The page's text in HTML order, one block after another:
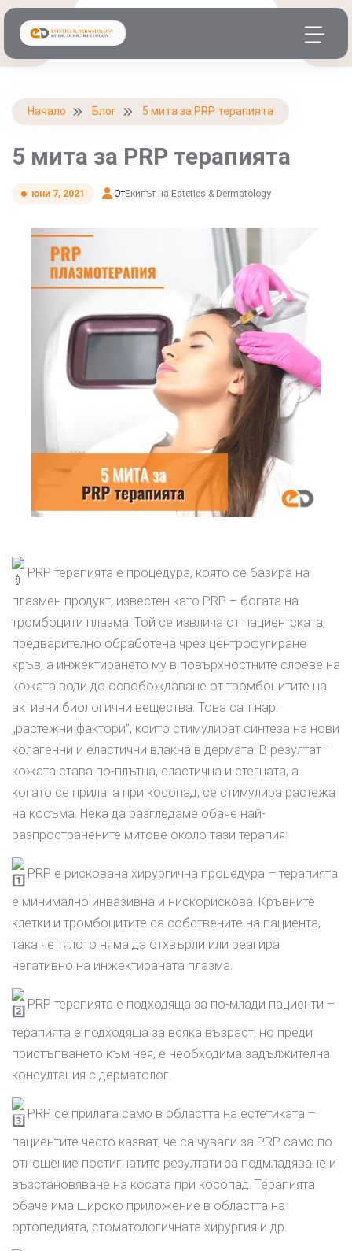
Начало Блог 5 мита за PRP терапията
5 мита за PRP терапията
юни 7, 2021 ОтЕкипът на Estetics & Dermatology
PRP терапията е процедура, която се базира на
плазмен продукт, известен като PRP – богата на
тромбоцити плазма. Той се извлича от пациентската,
предварително обработена чрез центрофугиране
кръв, а инжектирането му в повърхностните слоеве на
кожата води до освобождаване от тромбоцитите на
активни биологични вещества. Това са т.нар.
„растежни фактори”, които стимулират синтеза на нови
колагенни и еластични влакна в дермата. В резултат –
кожата става по-плътна, еластична и стегната, a
когато се прилага при косопад, се стимулира растежа
на косъма. Нека да разгледаме обаче най-
разпространените митове около тази терапия:
PRP е рискована хирургична процедура – терапията
е минимално инвазивна и нискорискова. Кръвните
клетки и тромбоцитите са собствените на пациента,
така че тялото няма да отхвърли или реагира
негативно на инжектираната плазма.
PRP терапията е подходяща за по-млади пациенти –
терапията е подходяща за всяка възраст, но преди
пристъпването към нея, е необходима задължителна
консултация с дерматолог.
PRP се прилага само в областта на естетиката –
пациентите често казват, че са чували за PRP само по
отношение постигнатите резултати за подмладяване и
възстановяване на косата при косопад. Терапията
обаче има широко приложение в областта на
ортопедията, стоматологичната хирургия и др.